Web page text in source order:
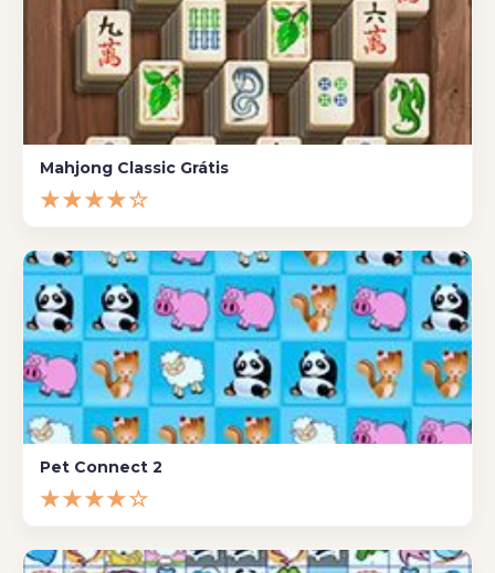
Mahjong Classic Grátis
★★★★☆
Pet Connect 2
★★★★☆